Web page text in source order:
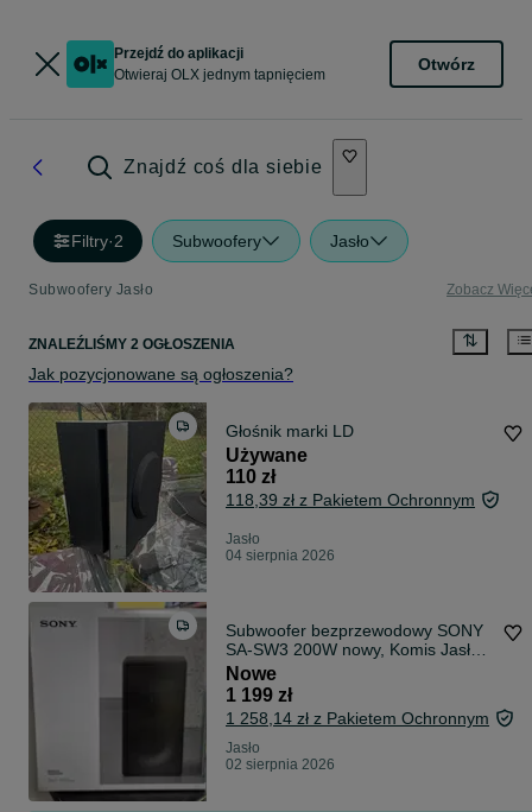
Przejdź do aplikacji
Otwieraj OLX jednym tapnięciem
Otwórz
Znajdź coś dla siebie
Filtry·2 Subwoofery Jasło
Subwoofery Jasło Zobacz
ZNALEŹLIŚMY 2 OGŁOSZENIA
Jak pozycjonowane są ogłoszenia?
Głośnik marki LD
Używane
110 zł
118,39 zł z Pakietem Ochronnym
Jasło
04 sierpnia 2026
Subwoofer bezprzewodowy SONY
SA-SW3 200W nowy, Komis Jasło
Czackiego
Nowe
1 199 zł
1 258,14 zł z Pakietem Ochronnym
Jasło
02 sierpnia 2026